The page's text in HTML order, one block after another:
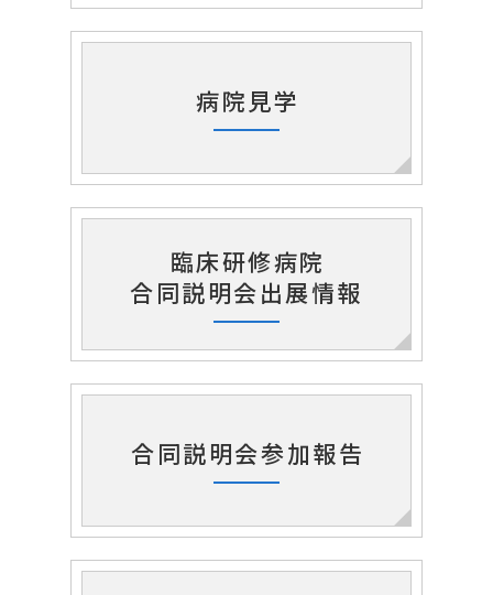
病院見学
臨床研修病院
合同説明会出展情報
合同説明会参加報告